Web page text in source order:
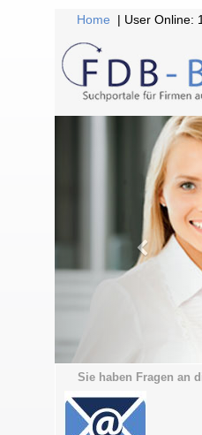
Home | User Online:
Sie haben Fragen an